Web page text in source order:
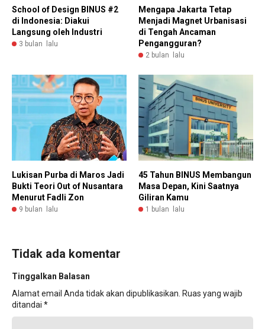
School of Design BINUS #2
di Indonesia: Diakui
Langsung oleh Industri
3 bulan lalu
Mengapa Jakarta Tetap
Menjadi Magnet Urbanisasi
di Tengah Ancaman
Pengangguran?
2 bulan lalu
Lukisan Purba di Maros Jadi
Bukti Teori Out of Nusantara
Menurut Fadli Zon
9 bulan lalu
45 Tahun BINUS Membangun
Masa Depan, Kini Saatnya
Giliran Kamu
1 bulan lalu
Tidak ada komentar
Tinggalkan Balasan
Alamat email Anda tidak akan dipublikasikan. Ruas yang wajib
ditandai *